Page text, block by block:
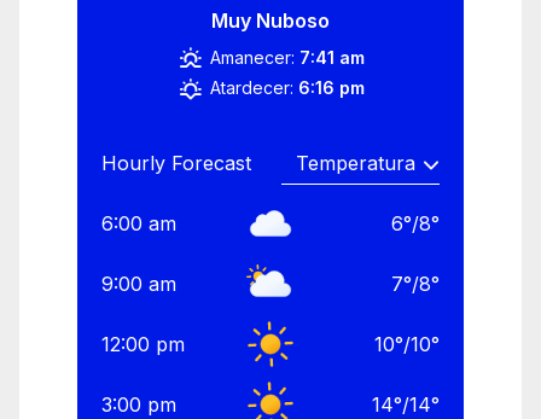
Muy Nuboso
Amanecer: 7:41 am
Atardecer: 6:16 pm
Hourly Forecast
6:00 am 6°/8°
9:00 am 7°/8°
12:00 pm 10°/10°
3:00 pm 14°/14°